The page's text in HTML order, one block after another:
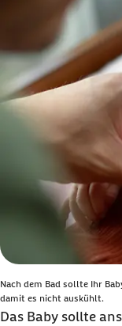
Nach dem Bad sollte Ihr
damit es nicht auskühlt.
Das Baby sollte